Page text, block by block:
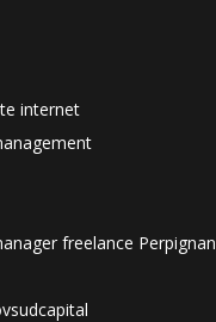
internet
freelance Perpignan